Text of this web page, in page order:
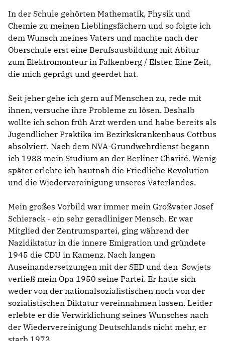
MEINE 10 PUNKTE
PRAKTIKUM
LINKS
In der Schule gehörten Mathematik, Physik und
Chemie zu meinen Lieblingsfächern und so folgte ich
dem Wunsch meines Vaters und machte nach der
Oberschule erst eine Berufsausbildung mit Abitur
zum Elektromonteur in Falkenberg / Elster. Eine Zeit,
die mich geprägt und geerdet hat.
Seit jeher gehe ich gern auf Menschen zu, rede mit
ihnen, versuche ihre Probleme zu lösen. Deshalb
wollte ich schon früh Arzt werden und habe bereits als
Jugendlicher Praktika im Bezirkskrankenhaus Cottbus
absolviert. Nach dem NVA-Grundwehrdienst begann
ich 1988 mein Studium an der Berliner Charité. Wenig
später erlebte ich hautnah die Friedliche Revolution
und die Wiedervereinigung unseres Vaterlandes.
Mein großes Vorbild war immer mein Großvater Josef
Schierack - ein sehr geradliniger Mensch. Er war
Mitglied der Zentrumspartei, ging während der
Nazidiktatur in die innere Emigration und gründete
1945 die CDU in Kamenz. Nach langen
Auseinandersetzungen mit der SED und den Sowjets
verließ mein Opa 1950 seine Partei. Er hatte sich
weder von der nationalsozialistischen noch von der
sozialistischen Diktatur vereinnahmen lassen. Leider
erlebte er die Verwirklichung seines Wunsches nach
der Wiedervereinigung Deutschlands nicht mehr, er
starb 1973.